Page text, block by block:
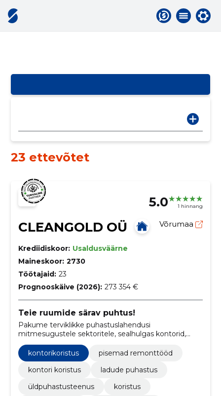
23 ettevõtet
5.0 1 hinnang
CLEANGOLD OÜ Võrumaa
Krediidiskoor: Usaldusväärne
Maineskoor: 2730
Töötajaid: 23
Prognooskäive (2026): 273 354 €
Teie ruumide särav puhtus!
Pakume terviklikke puhastuslahendusi
mitmesugustele sektoritele, sealhulgas kontorid,
laod, hotellid ja laevad.
kontorikoristus
pisemad remonttööd
kontori koristus
ladude puhastus
üldpuhastusteenus
koristus